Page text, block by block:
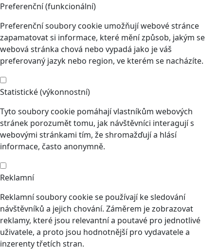
Preferenční (funkcionální)
Preferenční soubory cookie umožňují webové stránce
zapamatovat si informace, které mění způsob, jakým se
webová stránka chová nebo vypadá jako je váš
preferovaný jazyk nebo region, ve kterém se nacházíte.
Statistické (výkonnostní)
Tyto soubory cookie pomáhají vlastníkům webových
stránek porozumět tomu, jak návštěvníci interagují s
webovými stránkami tím, že shromažďují a hlásí
informace, často anonymně.
Reklamní
Reklamní soubory cookie se používají ke sledování
návštěvníků a jejich chování. Záměrem je zobrazovat
reklamy, které jsou relevantní a poutavé pro jednotlivé
uživatele, a proto jsou hodnotnější pro vydavatele a
inzerenty třetích stran.